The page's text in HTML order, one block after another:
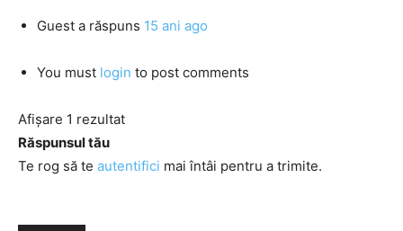
Guest a răspuns 15 ani ago
You must login to post comments
Afișare 1 rezultat
Răspunsul tău
Te rog să te autentifici mai întâi pentru a trimite.